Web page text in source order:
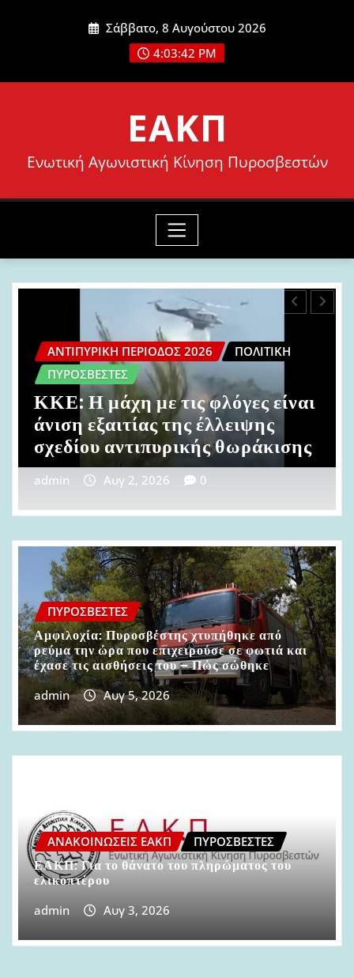
Σάββατο, 8 Αυγούστου 2026
4:03:44 PM
ΕΑΚΠ
Ενωτική Αγωνιστική Κίνηση Πυροσβεστών
ΠΟΛΙΤΙΚΉ
Βοιωτία: Από σπινθήρες από
ανεμογεννήτριες ξεκίνησε η
πυρκαγιά
admin Αυγ 2, 2026 0
ΠΥΡΟΣΒΈΣΤΕΣ
Αμφιλοχία: Πυροσβέστης χτυπήθηκε από
ρεύμα την ώρα που επιχειρούσε σε φωτιά και
έχασε τις αισθήσεις του – Πώς σώθηκε
admin Αυγ 5, 2026
ΑΝΑΚΟΙΝΏΣΕΙΣ ΕΑΚΠ ΠΥΡΟΣΒΈΣΤΕΣ
ΕΑΚΠ: Για το θάνατο του πληρώματος του
ελικοπτέρου
admin Αυγ 3, 2026